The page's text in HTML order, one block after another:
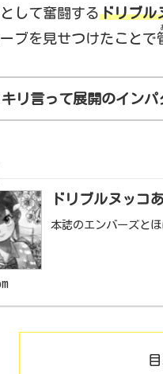
して奮闘するドリブル
ブを見せつけたことで
リ言って展開のイン
ドリブルヌッコ
本誌のエンバーズと